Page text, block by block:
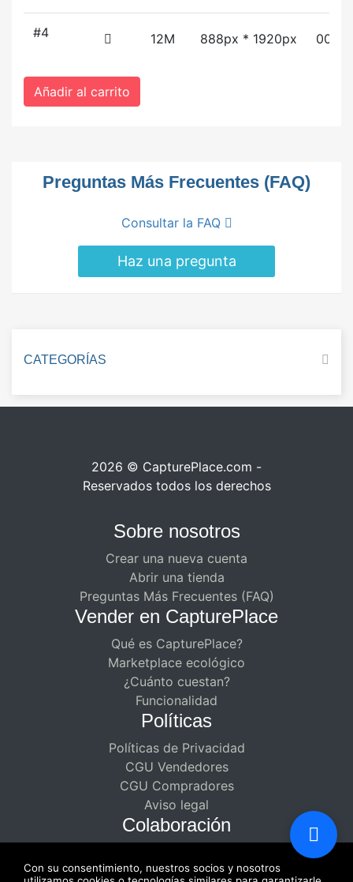
#4 12M 888px * 1920px
Añadir al carrito
Preguntas Más Frecuentes (FAQ)
Consultar la FAQ
Haz una pregunta
CATEGORÍAS
2026 © CapturePlace.com -
Reservados todos los derechos
Sobre nosotros
Crear una nueva cuenta
Abrir una tienda
Preguntas Más Frecuentes (FAQ)
Vender en CapturePlace
Qué es CapturePlace?
Marketplace ecológico
¿Cuánto cuestan?
Funcionalidad
Políticas
Políticas de Privacidad
CGU Vendedores
CGU Compradores
Aviso legal
Colaboración
creadores
Con su consentimiento, nuestros socios y nosotros